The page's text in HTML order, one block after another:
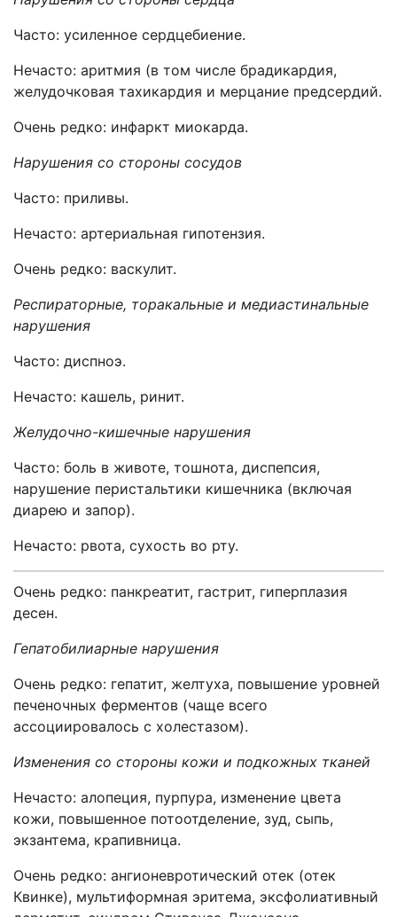
Часто: усиленное сердцебиение.
Нечасто: аритмия (в том числе брадикардия,
желудочковая тахикардия и мерцание предсердий.
Очень редко: инфаркт миокарда.
Нарушения со стороны сосудов
Часто: приливы.
Нечасто: артериальная гипотензия.
Очень редко: васкулит.
Респираторные, торакальные и медиастинальные
нарушения
Часто: диспноэ.
Нечасто: кашель, ринит.
Желудочно-кишечные нарушения
Часто: боль в животе, тошнота, диспепсия,
нарушение перистальтики кишечника (включая
диарею и запор).
Нечасто: рвота, сухость во рту.
Очень редко: панкреатит, гастрит, гиперплазия
десен.
Гепатобилиарные нарушения
Очень редко: гепатит, желтуха, повышение уровней
печеночных ферментов (чаще всего
ассоциировалось с холестазом).
Изменения со стороны кожи и подкожных тканей
Нечасто: алопеция, пурпура, изменение цвета
кожи, повышенное потоотделение, зуд, сыпь,
экзантема, крапивница.
Очень редко: ангионевротический отек (отек
Квинке), мультиформная эритема, эксфолиативный